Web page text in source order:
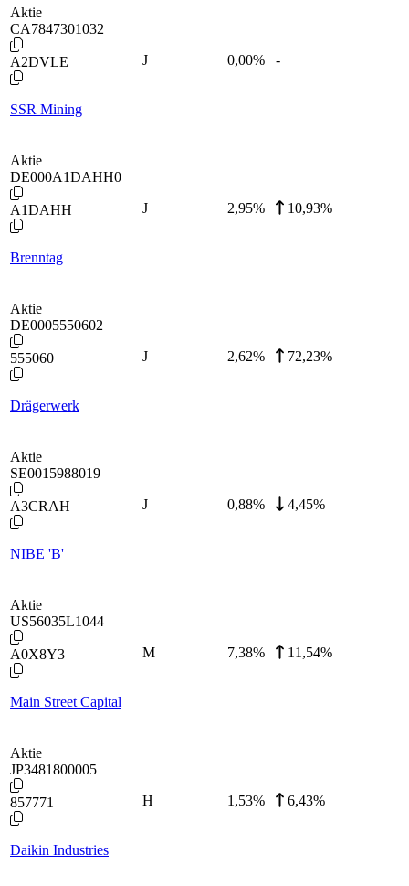
Aktie
CA7847301032
A2DVLE
SSR Mining
J 0,00% -
Aktie
DE000A1DAHH0
A1DAHH
Brenntag
J 2,95% 10,93%
Aktie
DE0005550602
555060
Drägerwerk
J 2,62% 72,23%
Aktie
SE0015988019
A3CRAH
NIBE 'B'
J 0,88% 4,45%
Aktie
US56035L1044
A0X8Y3
Main Street Capital
M 7,38% 11,54%
Aktie
JP3481800005
857771
Daikin Industries
H 1,53% 6,43%